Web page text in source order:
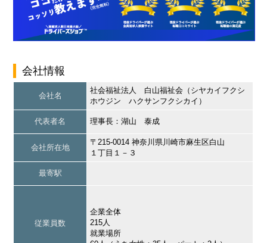
会社情報
会社名
社会福祉法人 白山福祉会（シヤカイフクシ
ホウジン ハクサンフクシカイ）
代表者名 理事長：湖山 泰成
会社所在地
〒215-0014 神奈川県川崎市麻生区白山
１丁目１－３
最寄駅
従業員数
企業全体
215人
就業場所